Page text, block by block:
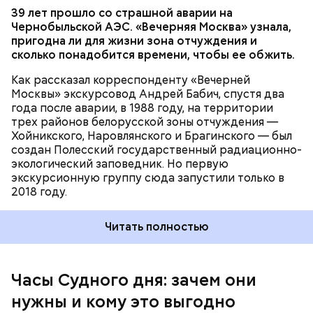
39 лет прошло со страшной аварии на
Чернобыльской АЭС. «Вечерняя Москва» узнала,
пригодна ли для жизни зона отчуждения и
сколько понадобится времени, чтобы ее обжить.
Как рассказал корреспонденту «Вечерней
Москвы» экскурсовод Андрей Бабич, спустя два
года после аварии, в 1988 году, на территории
трех районов белорусской зоны отчуждения —
Хойникского, Наровлянского и Брагинского — был
создан Полесский государственный радиационно-
экологический заповедник. Но первую
экскурсионную группу сюда запустили только в
2018 году.
Читать полностью
Часы Судного дня: зачем они
нужны и кому это выгодно
— Поскольку мы стоим на пороге второго
ядерного века и периода беспрецедентного
изменения климата, ученые вновь несут особую
Каждый год — в зависимости от того, какие
события происходят в мире, — ученые,
нобелевские лауреаты и специалисты по ядерной
безопасности из экспертного совета «Бюллетеня
ученых-атомщиков» принимают решение о
перевода на полминуты вперед послужили как
ухудшающиеся отношения между ядерными
выбросов углекислого газа, так и усиление
национализма во всем мире и отрицание
изменения климата.
Часы Судного дня — прибыльный
проект